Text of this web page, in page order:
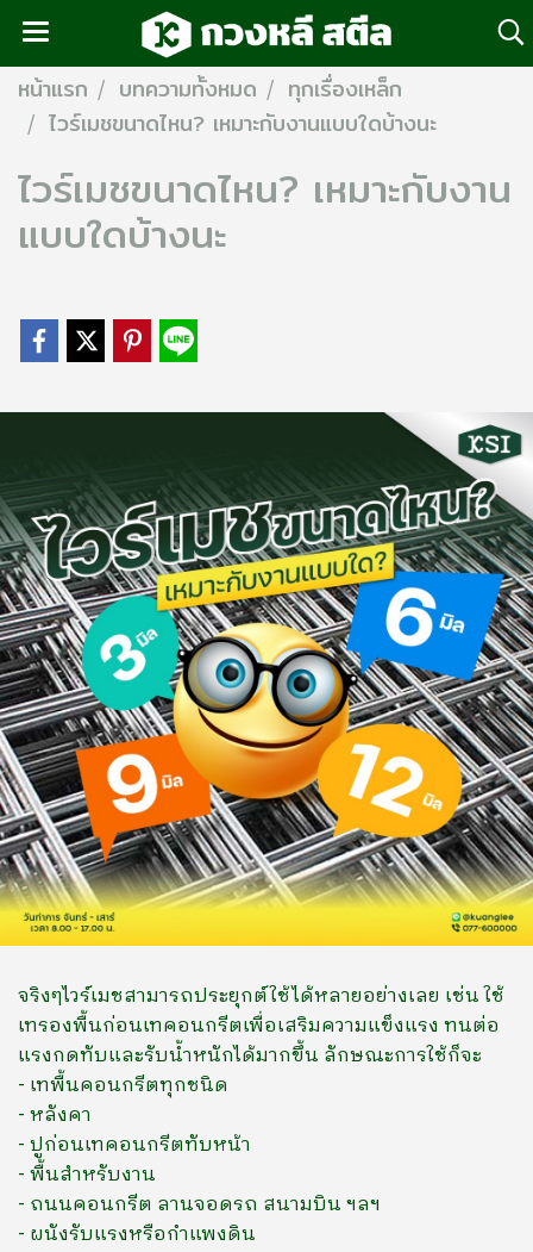
หน้าแรก บทความทั้งหมด
ทุกเรื่องเหล็ก
ไวร์เมชขนาดไหน? เหมาะกับงานแบบใดบ้างนะ
ไวร์เมชขนาดไหน? เหมาะกับงาน
แบบใดบ้างนะ
จริงๆไวร์เมชสามารถประยุกต์ใช้ได้หลายอย่างเลย เช่น ใช้
เทรองพื้นก่อนเทคอนกรีตเพื่อเสริมความแข็งแรง ทนต่อ
แรงกดทับและรับน้ำหนักได้มากขึ้น ลักษณะการใช้ก็จะ
- เทพื้นคอนกรีตทุกชนิด
- หลังคา
- ปูก่อนเทคอนกรีตทับหน้า
- พื้นสำหรับงาน
- ถนนคอนกรีต ลานจอดรถ สนามบิน ฯลฯ
- ผนังรับแรงหรือกำแพงดิน